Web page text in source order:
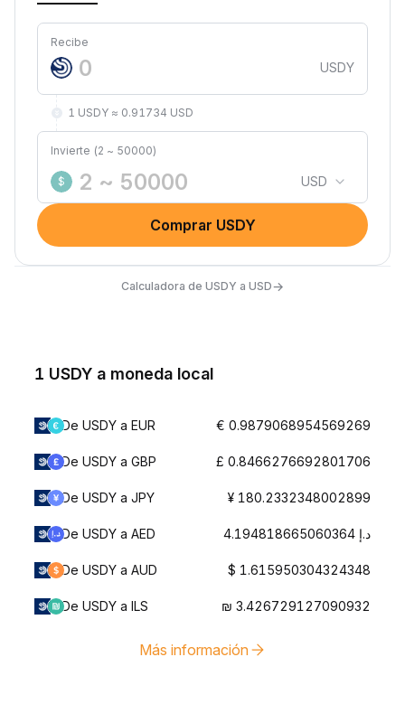
Recibe
USDY
1 USDY ≈ 0.91734 USD
Invierte (2 ~ 50000)
$ USD
Comprar USDY
Calculadora de USDY a USD→
1 USDY a moneda local
De USDY a EUR € 0.9879068954569269
De USDY a GBP £ 0.8466276692801706
De USDY a JPY ¥ 180.2332348002899
De USDY a AED د.إ 4.194818665060364
De USDY a AUD $ 1.615950304324348
De USDY a ILS ₪ 3.426729127090932
Más información